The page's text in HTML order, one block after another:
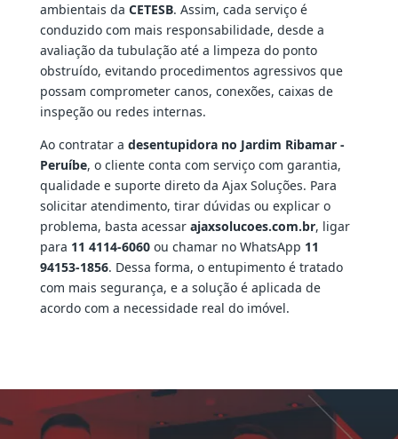
ambientais da CETESB. Assim, cada serviço é
conduzido com mais responsabilidade, desde a
avaliação da tubulação até a limpeza do ponto
obstruído, evitando procedimentos agressivos que
possam comprometer canos, conexões, caixas de
inspeção ou redes internas.
Ao contratar a desentupidora no Jardim Ribamar -
Peruíbe, o cliente conta com serviço com garantia,
qualidade e suporte direto da Ajax Soluções. Para
solicitar atendimento, tirar dúvidas ou explicar o
problema, basta acessar ajaxsolucoes.com.br, ligar
para 11 4114-6060ou chamar no WhatsApp 11
94153-1856. Dessa forma, o entupimento é tratado
com mais segurança, e a solução é aplicada de
acordo com a necessidade real do imóvel.